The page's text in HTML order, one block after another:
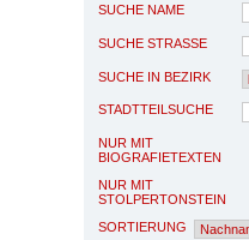
SUCHE NAME
SUCHE STRASSE
SUCHE IN BEZIRK
STADTTEILSUCHE
NUR MIT
BIOGRAFIETEXTEN
NUR MIT
STOLPERTONSTEIN
SORTIERUNG